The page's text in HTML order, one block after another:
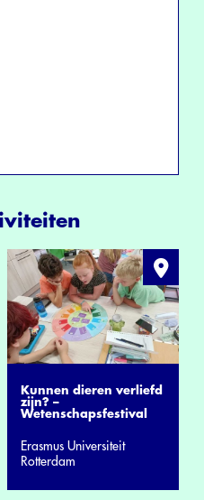
Kunnen dieren verliefd
zijn? –
Wetenschapsfestival
Erasmus Universiteit
Rotterdam